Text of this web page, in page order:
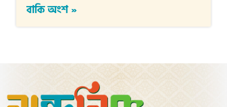
বাকি অংশ »